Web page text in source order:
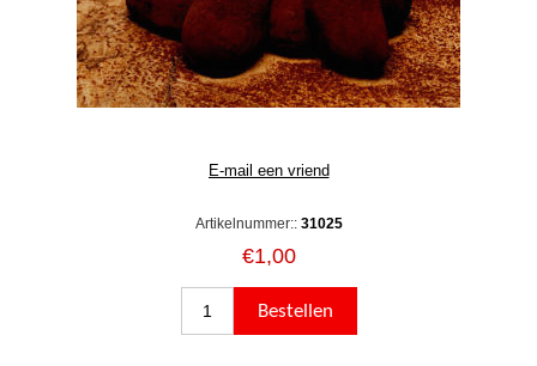
Artikelnummer:: 31025
€1,00